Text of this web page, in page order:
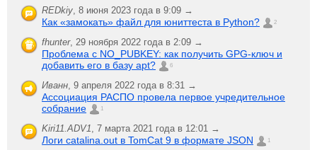
REDkiy, 8 июня 2023 года в 9:09 →
Как «замокать» файл для юниттеста в Python? 2
fhunter, 29 ноября 2022 года в 2:09 →
Проблема с NO_PUBKEY: как получить GPG-ключ и
добавить его в базу apt?
6
Иванн, 9 апреля 2022 года в 8:31 →
Ассоциация РАСПО провела первое учредительное
собрание
1
Kiri11.ADV1, 7 марта 2021 года в 12:01 →
Логи catalina.out в TomCat 9 в формате JSON 1